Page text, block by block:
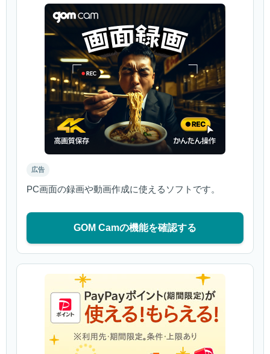
広告
PC画面の録画や動画作成に使えるソフトです。
GOM Camの機能を確認する